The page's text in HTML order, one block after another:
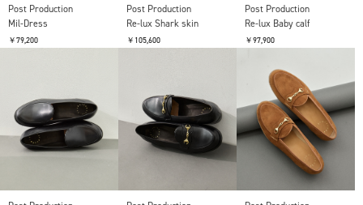
Post Production
Mil-Dress
￥79,200
Post Production
Re-lux Shark skin
￥105,600
Post Production
Re-lux Baby calf
￥97,900